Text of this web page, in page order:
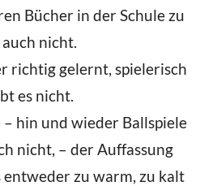
Bücher in der Schule zu
nicht.
richtig gelernt, spielerisch
es nicht.
– hin und wieder Ballspiele
nicht, – der Auffassung
zu warm, zu kalt